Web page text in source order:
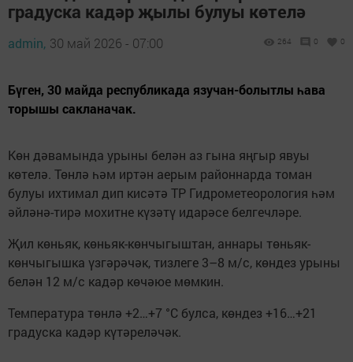
градуска кадәр җылы булуы көтелә
admin, 30 май 2026 - 07:00 264 0 0
Бүген, 30 майда республикада язучан-болытлы һава
торышы сакланачак.
Көн дәвамында урыны белән аз гына яңгыр явуы
көтелә. Төнлә һәм иртән аерым районнарда томан
булуы ихтимал дип кисәтә ТР Гидрометеорология һәм
әйләнә-тирә мохитне күзәтү идарәсе белгечләре.
Җил көньяк, көньяк-көнчыгыштан, аннары төньяк-
көнчыгышка үзгәрәчәк, тизлеге 3–8 м/с, көндез урыны
белән 12 м/с кадәр көчәюе мөмкин.
Температура төнлә +2…+7 °C булса, көндез +16…+21
градуска кадәр күтәреләчәк.